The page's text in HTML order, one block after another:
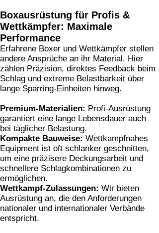
Boxausrüstung für Profis &
Wettkämpfer: Maximale
Performance
Erfahrene Boxer und Wettkämpfer stellen
andere Ansprüche an ihr Material. Hier
zählen Präzision, direktes Feedback beim
Schlag und extreme Belastbarkeit über
lange Sparring-Einheiten hinweg.
Premium-Materialien: Profi-Ausrüstung
garantiert eine lange Lebensdauer auch
bei täglicher Belastung.
Kompakte Bauweise: Wettkampfnahes
Equipment ist oft schlanker geschnitten,
um eine präzisere Deckungsarbeit und
schnellere Schlagkombinationen zu
ermöglichen.
Wettkampf-Zulassungen: Wir bieten
Ausrüstung an, die den Anforderungen
nationaler und internationaler Verbände
entspricht.